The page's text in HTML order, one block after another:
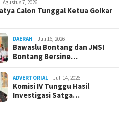
Agustus 7, 2026
Calon Tunggal Ketua Golkar
DAERAH Juli 16, 2026
Bawaslu Bontang dan JMSI
Bontang Bersine…
ADVERTORIAL Juli 14, 2026
Komisi IV Tunggu Hasil
Investigasi Satga…